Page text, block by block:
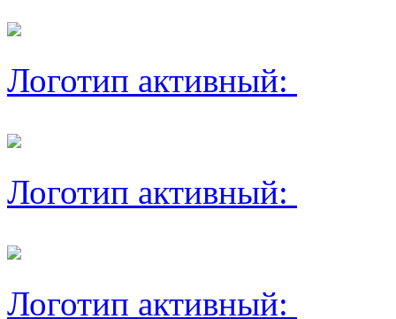
Логотип активный:
Логотип активный:
Логотип активный: